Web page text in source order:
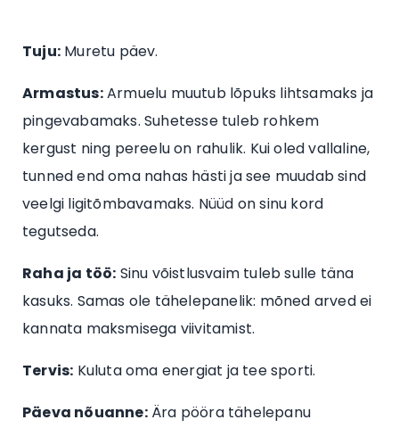
Tuju: Muretu päev.
Armastus:Armuelu muutub lõpuks lihtsamaks ja
pingevabamaks. Suhetesse tuleb rohkem
kergust ning pereelu on rahulik. Kui oled vallaline,
tunned end oma nahas hästi ja see muudab sind
veelgi ligitõmbavamaks. Nüüd on sinu kord
tegutseda.
Raha ja töö: Sinu võistlusvaim tuleb sulle täna
kasuks. Samas ole tähelepanelik: mõned arved ei
kannata maksmisega viivitamist.
Tervis: Kuluta oma energiat ja tee sporti.
Päeva nõuanne:Ära pööra tähelepanu